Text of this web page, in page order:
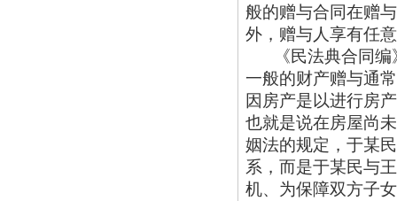
般的赠与合同在赠
外，赠与人享有任
《民法典合同
一般的财产赠与通
因房产是以进行房
也就是说在房屋尚
姻法的规定，于某
系，而是于某民与
机、为保障双方子